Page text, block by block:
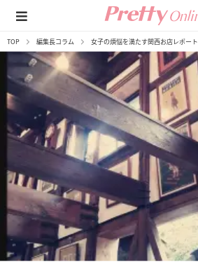
TOP 編集長コラム 女子の煩悩を満たす関西お店レポート